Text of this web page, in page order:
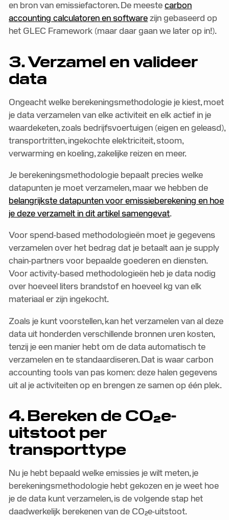
en bron van emissiefactoren. De meestecarbon
accounting calculatoren en softwarezijn gebaseerd op
het GLEC Framework (maar daar gaan we later op in!).
3. Verzamel en valideer
data
Ongeacht welke berekeningsmethodologie je kiest, moet
je data verzamelen van elke activiteit en elk actief in je
waardeketen, zoals bedrijfsvoertuigen (eigen en geleasd),
transportritten, ingekochte elektriciteit, stoom,
verwarming en koeling, zakelijke reizen en meer.
Je berekeningsmethodologie bepaalt precies welke
datapunten je moet verzamelen, maar we hebben de
belangrijkste datapunten voor emissieberekening en hoe
je deze verzamelt in dit artikel samengevat.
Voor spend-based methodologieën moet je gegevens
verzamelen over het bedrag dat je betaalt aan je supply
chain-partners voor bepaalde goederen en diensten.
Voor activity-based methodologieën heb je data nodig
over hoeveel liters brandstof en hoeveel kg van elk
materiaal er zijn ingekocht.
Zoals je kunt voorstellen, kan het verzamelen van al deze
data uit honderden verschillende bronnen uren kosten,
tenzij je een manier hebt om de data automatisch te
verzamelen en te standaardiseren. Dat is waar carbon
accounting tools van pas komen: deze halen gegevens
uit al je activiteiten op en brengen ze samen op één plek.
4. Bereken de CO₂e-
uitstoot per
transporttype
Nu je hebt bepaald welke emissies je wilt meten, je
berekeningsmethodologie hebt gekozen en je weet hoe
je de data kunt verzamelen, is de volgende stap het
daadwerkelijk berekenen van de CO₂e-uitstoot.